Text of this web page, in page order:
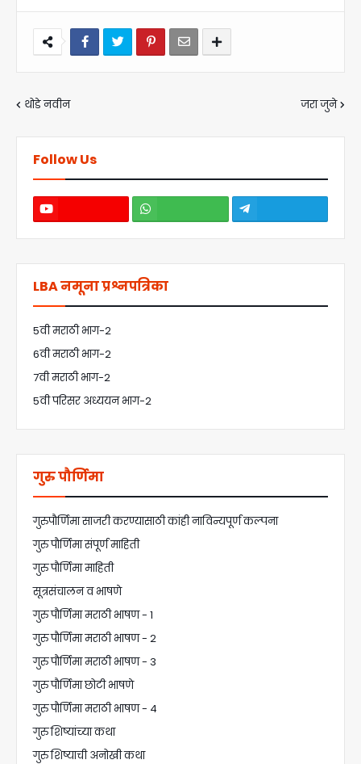
थोडे नवीन जरा जुने
Follow Us
LBA नमूना प्रश्नपत्रिका
5वी मराठी भाग-2
6वी मराठी भाग-2
7वी मराठी भाग-2
5वी परिसर अध्ययन भाग-2
गुरु पौर्णिमा
गुरुपौर्णिमा साजरी करण्यासाठी कांही नाविन्यपूर्ण कल्पना
गुरु पौर्णिमा संपूर्ण माहिती
गुरु पौर्णिमा माहिती
सूत्रसंचालन व भाषणे
गुरु पौर्णिमा मराठी भाषण - 1
गुरु पौर्णिमा मराठी भाषण - 2
गुरु पौर्णिमा मराठी भाषण - 3
गुरु पौर्णिमा छोटी भाषणे
गुरु पौर्णिमा मराठी भाषण - 4
गुरु शिष्यांच्या कथा
गुरु शिष्याची अनोखी कथा